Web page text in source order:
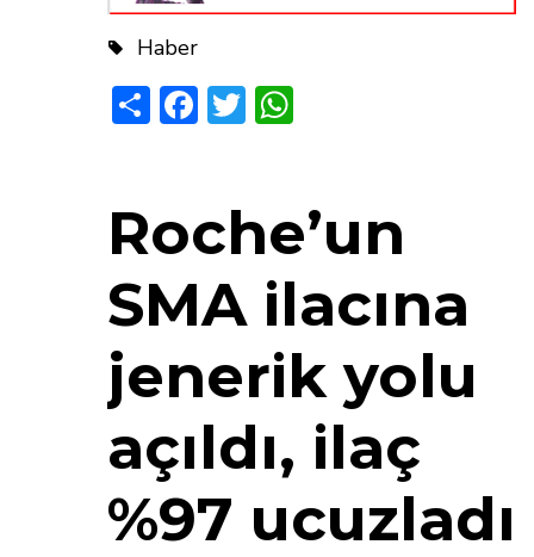
Haber
ShareFacebook
Twitter
Roche’un
SMA ilacına
jenerik yolu
açıldı, ilaç
%97 ucuzladı